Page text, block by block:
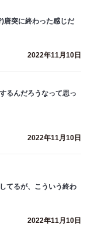
唐突に終わった感じだ
2022年11月10日
るんだろうなって思っ
2022年11月10日
てるが、こういう終わ
2022年11月10日